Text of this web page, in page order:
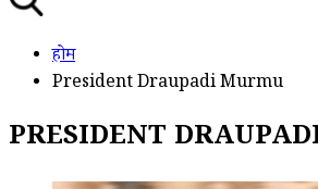
होम
President Draupadi Murmu
PRESIDENT